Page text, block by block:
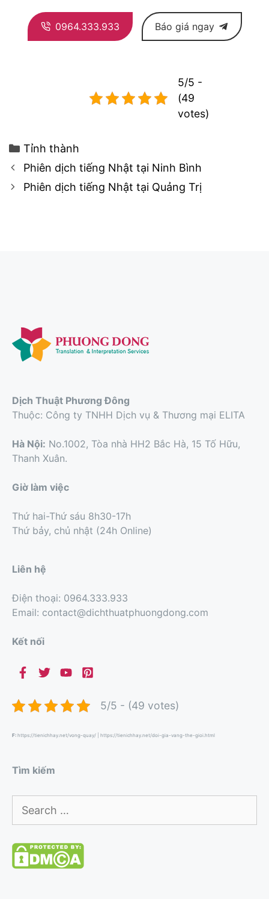
0964.333.933 Báo giá ngay
5/5 -
(49
votes)
Categories
Tỉnh thành
Post
navigation
Phiên dịch tiếng Nhật tại Ninh Bình
Phiên dịch tiếng Nhật tại Quảng Trị
Dịch Thuật Phương Đông
Thuộc: Công ty TNHH Dịch vụ & Thương mại ELITA
Hà Nội: No.1002, Tòa nhà HH2 Bắc Hà, 15 Tố Hữu,
Thanh Xuân.
Giờ làm việc
Thứ hai-Thứ sáu 8h30-17h
Thứ bảy, chủ nhật (24h Online)
Liên hệ
Điện thoại: 0964.333.933
Email: contact@dichthuatphuongdong.com
Kết nối
5/5 - (49 votes)
F: https://tienichhay.net/vong-quay/ https://tienichhay.net/doi-gia-vang-the-gioi.html
Tìm kiếm
for: